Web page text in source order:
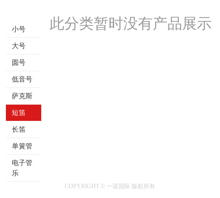
小号
大号
圆号
低音号
萨克斯
短笛
长笛
单簧管
电子管
乐
此分类暂时没有产品展示
COPYRIGHT © 一诺国际 版权所有